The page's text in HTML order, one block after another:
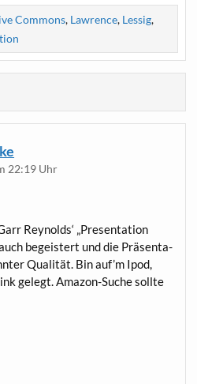
Commons, Lawrence, Lessig,
22:19 Uhr
Rey­nolds‘ „Pre­sen­ta­ti­on
begeis­tert und die Prä­sen­ta­
Qua­li­tät. Bin auf­’m Ipod,
gelegt. Ama­zon-Suche soll­te